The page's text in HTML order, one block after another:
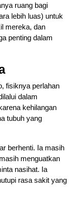
ruang bagi
lebih luas) untuk
mereka, dan
penting dalam
fisiknya perlahan
dalam
kehilangan
tubuh yang
berhenti. Ia masih
menguatkan
nasihat. Ia
rasa sakit yang